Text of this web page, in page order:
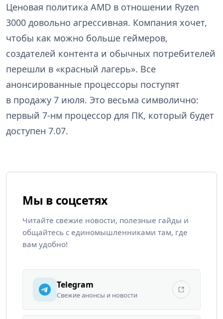
Ценовая политика AMD в отношении Ryzen
3000 довольно агрессивная. Компания хочет,
чтобы как можно больше геймеров,
создателей контента и обычных потребителей
перешли в «красный лагерь». Все
анонсированные процессоры поступят
в продажу 7 июля. Это весьма символично:
первый 7-нм процессор для ПК, который будет
доступен 7.07.
Мы в соцсетях
Читайте свежие новости, полезные гайды и
общайтесь с единомышленниками там, где
вам удобно!
Telegram
Свежие анонсы и новости